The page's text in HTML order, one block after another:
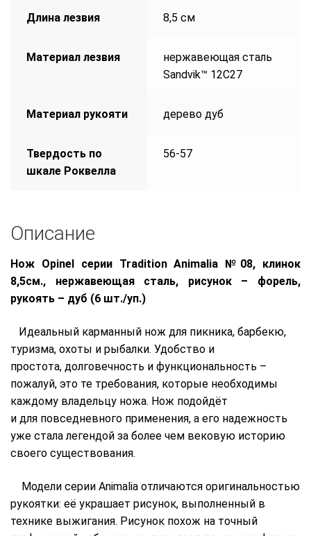
Длина лезвия 8,5 см
Материал лезвия
нержавеющая сталь
Sandvik™ 12С27
Материал рукояти дерево дуб
Твердость по
шкале Роквелла
56-57
Описание
Нож Opinel серии Tradition Animalia №08, клинок
8,5см., нержавеющая сталь, рисунок – форель,
рукоять – дуб (6 шт./уп.)
Идеальный карманный нож для пикника, барбекю,
туризма, охоты и рыбалки. Удобство и
простота, долговечность и функциональность –
пожалуй, это те требования, которые необходимы
каждому владельцу ножа. Нож подойдёт
и для повседневного применения, а его надежность
уже стала легендой за более чем вековую историю
своего существования.
Модели серии Animalia отличаются оригинальностью
рукоятки: её украшает рисунок, выполненный в
технике выжигания. Рисунок похож на точный